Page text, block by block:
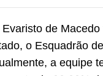
de
o Esquadrão
a equipe